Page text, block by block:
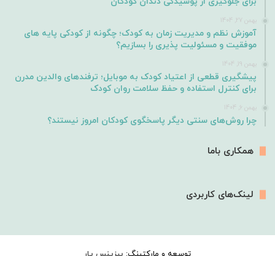
بهمن 27, 1404
آموزش نظم و مدیریت زمان به کودک؛ چگونه از کودکی پایه های
موفقیت و مسئولیت پذیری را بسازیم؟
بهمن 19, 1404
پیشگیری قطعی از اعتیاد کودک به موبایل؛ ترفندهای والدین مدرن
برای کنترل استفاده و حفظ سلامت روان کودک
بهمن 6, 1404
چرا روش‌های سنتی دیگر پاسخگوی کودکان امروز نیستند؟
همکاری باما
لینک‌های کاربردی